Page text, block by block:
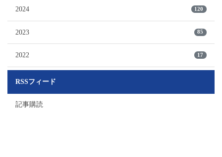
2024 120
2023 85
2022 17
RSSフィード
記事購読